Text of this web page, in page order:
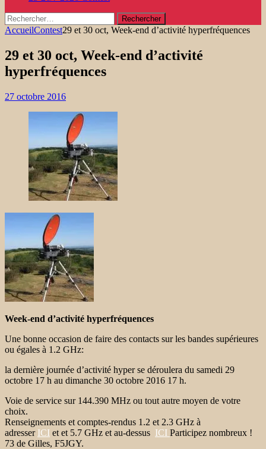
Rechercher :
AccueilContest29 et 30 oct, Week-end d’activité hyperfréquences
29 et 30 oct, Week-end d’activité
hyperfréquences
27 octobre 2016
Week-end d’activité hyperfréquences
Une bonne occasion de faire des contacts sur les bandes supérieures
ou égales à 1.2 GHz:
la dernière journée d’activité hyper se déroulera du samedi 29
octobre 17 h au dimanche 30 octobre 2016 17 h.
Voie de service sur 144.390 MHz ou tout autre moyen de votre
choix.
Renseignements et comptes-rendus 1.2 et 2.3 GHz à
adresser ICI et et 5.7 GHz et au-dessus ICI Participez nombreux !
73 de Gilles, F5JGY.